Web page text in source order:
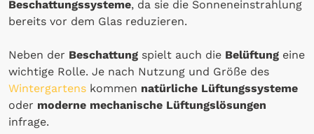
Beschattungssysteme, da sie die Sonneneinstrahlung
bereits vor dem Glas reduzieren.
Neben der Beschattung spielt auch die Belüftung eine
wichtige Rolle. Je nach Nutzung und Größe des
Wintergartens kommen natürliche Lüftungssysteme
oder moderne mechanische Lüftungslösungen
infrage.